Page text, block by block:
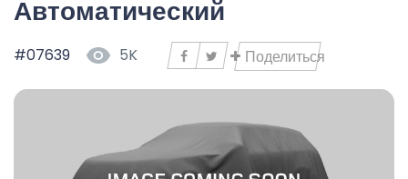
Автоматический
#07639 5K Поделиться